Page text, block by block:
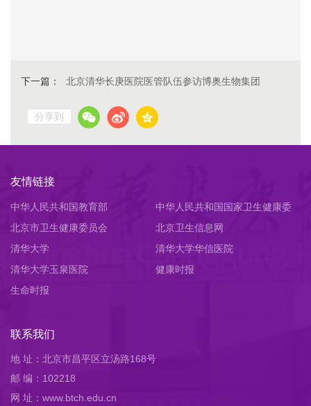
下一篇： 北京清华长庚医院医管队伍参访博奥生物集团
分享到
友情链接
中华人民共和国教育部
中华人民共和国国家卫生健康委
员会
北京市卫生健康委员会
北京卫生信息网
清华大学
清华大学华信医院
清华大学玉泉医院
健康时报
生命时报
联系我们
地 址：北京市昌平区立汤路168号
邮 编：102218
网 址：www.btch.edu.cn